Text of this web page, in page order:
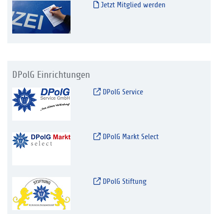
Jetzt Mitglied werden
DPolG Einrichtungen
DPolG Service
DPolG Markt Select
DPolG Stiftung